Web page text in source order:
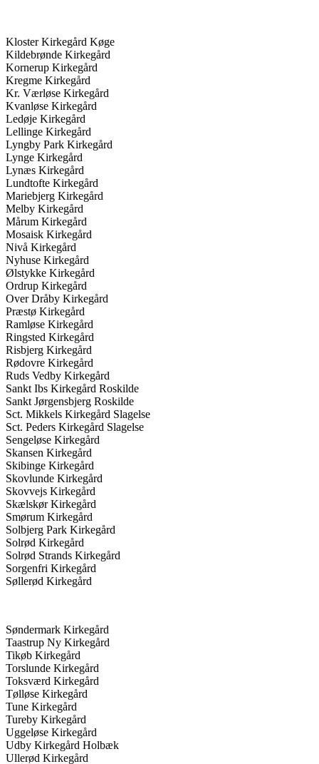
Kloster Kirkegård Køge
Kildebrønde Kirkegård
Kornerup Kirkegård
Kregme Kirkegård
Kr. Værløse Kirkegård
Kvanløse Kirkegård
Ledøje Kirkegård
Lellinge Kirkegård
Lyngby Park Kirkegård
Lynge Kirkegård
Lynæs Kirkegård
Lundtofte Kirkegård
Mariebjerg Kirkegård
Melby Kirkegård
Mårum Kirkegård
Mosaisk Kirkegård
Nivå Kirkegård
Nyhuse Kirkegård
Ølstykke Kirkegård
Ordrup Kirkegård
Over Dråby Kirkegård
Præstø Kirkegård
Ramløse Kirkegård
Ringsted Kirkegård
Risbjerg Kirkegård
Rødovre Kirkegård
Ruds Vedby Kirkegård
Sankt Ibs Kirkegård Roskilde
Sankt Jørgensbjerg Roskilde
Sct. Mikkels Kirkegård Slagelse
Sct. Peders Kirkegård Slagelse
Sengeløse Kirkegård
Skansen Kirkegård
Skibinge Kirkegård
Skovlunde Kirkegård
Skovvejs Kirkegård
Skælskør Kirkegård
Smørum Kirkegård
Solbjerg Park Kirkegård
Solrød Kirkegård
Solrød Strands Kirkegård
Sorgenfri Kirkegård
Søllerød Kirkegård
Søndermark Kirkegård
Taastrup Ny Kirkegård
Tikøb Kirkegård
Torslunde Kirkegård
Toksværd Kirkegård
Tølløse Kirkegård
Tune Kirkegård
Tureby Kirkegård
Uggeløse Kirkegård
Udby Kirkegård Holbæk
Ullerød Kirkegård